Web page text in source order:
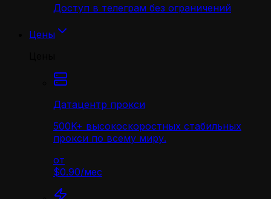
Доступ в телеграм без ограничений
Цены
Датацентр прокси
500K+ высокоскоростных стабильных
прокси по всему миру.
от
$0.90/мес